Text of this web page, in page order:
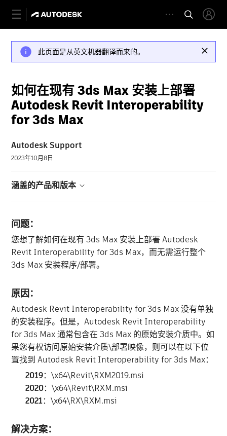
此页面是从英文机器翻译而来的。
如何在现有 3ds Max 安装上部署
Autodesk Revit Interoperability
for 3ds Max
Autodesk Support
2023年10月8日
涵盖的产品和版本
问题：
您想了解如何在现有 3ds Max 安装上部署 Autodesk
Revit Interoperability for 3ds Max，而无需运行整个
3ds Max 安装程序/部署。
原因：
Autodesk Revit Interoperability for 3ds Max 没有单独
的安装程序。但是，Autodesk Revit Interoperability
for 3ds Max 通常包含在 3ds Max 的原始安装介质中。如
果您有权访问原始安装介质\部署映像，则可以在以下位
置找到 Autodesk Revit Interoperability for 3ds Max：
2019：\x64\Revit\RXM2019.msi
2020：\x64\Revit\RXM.msi
2021：\x64\RX\RXM.msi
解决方案：